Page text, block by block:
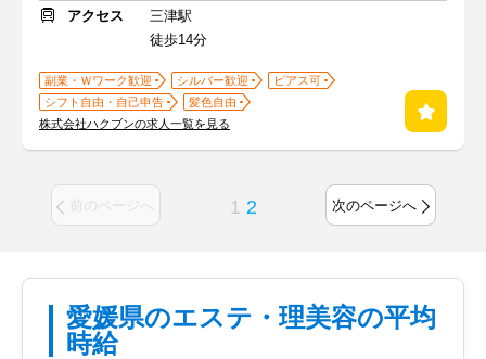
アクセス
三津駅
徒歩14分
副業・Ｗワーク歓迎 シルバー歓迎
ピアス可
シフト自由・自己申告
髪色自由
株式会社ハクブンの求人一覧を見る
前のページへ 1 2 次のページへ
愛媛県のエステ・理美容の平均
時給